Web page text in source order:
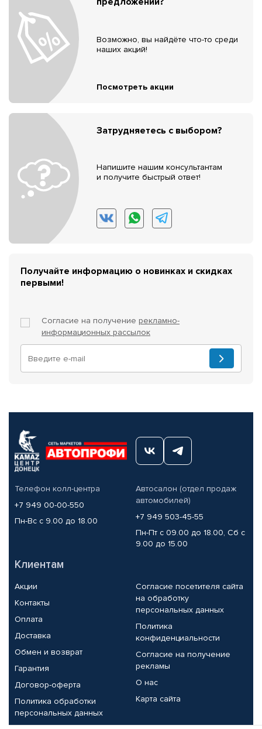
Возможно, вы найдёте что-то среди
наших акций!
Посмотреть акции
Затрудняетесь с выбором?
Напишите нашим консультантам
и получите быстрый ответ!
Получайте информацию о новинках и скидках
первыми!
Согласие на получение рекламно-
информационных рассылок
Телефон колл-центра
+7 949 00-00-550
Пн-Вс с 9.00 до 18.00
Автосалон (отдел продаж
автомобилей)
+7 949 503-45-55
Пн-Пт с 09.00 до 18.00, Сб с
9.00 до 15.00
Клиентам
Акции
Контакты
Оплата
Доставка
Обмен и возврат
Гарантия
Договор-оферта
Политика обработки
персональных данных
Согласие посетителя сайта
на обработку
персональных данных
Политика
конфиденциальности
Согласие на получение
рекламы
О нас
Карта сайта